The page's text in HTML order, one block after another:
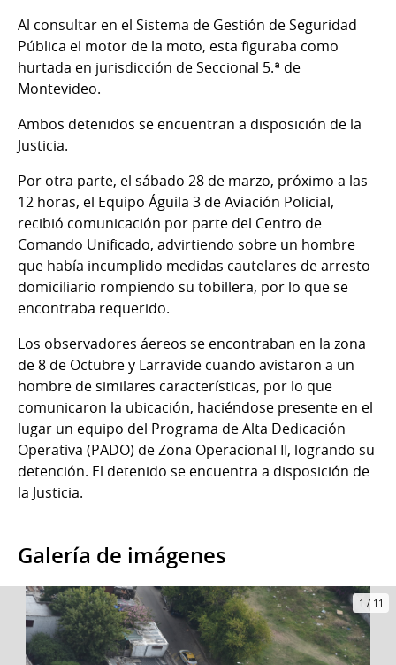
Al consultar en el Sistema de Gestión de Seguridad
Pública el motor de la moto, esta figuraba como
hurtada en jurisdicción de Seccional 5.ª de
Montevideo.
Ambos detenidos se encuentran a disposición de la
Justicia.
Por otra parte, el sábado 28 de marzo, próximo a las
12 horas, el Equipo Águila 3 de Aviación Policial,
recibió comunicación por parte del Centro de
Comando Unificado, advirtiendo sobre un hombre
que había incumplido medidas cautelares de arresto
domiciliario rompiendo su tobillera, por lo que se
encontraba requerido.
Los observadores áereos se encontraban en la zona
de 8 de Octubre y Larravide cuando avistaron a un
hombre de similares características, por lo que
comunicaron la ubicación, haciéndose presente en el
lugar un equipo del Programa de Alta Dedicación
Operativa (PADO) de Zona Operacional II, logrando su
detención. El detenido se encuentra a disposición de
la Justicia.
Galería de imágenes
1 / 11